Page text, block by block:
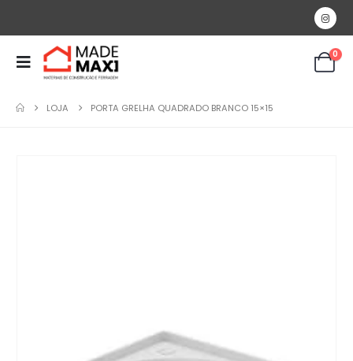
0
LOJA PORTA GRELHA QUADRADO BRANCO 15×15